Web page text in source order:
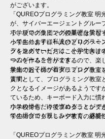
がございます。
「QUREOプログラミング教室 明
が、サイバーエージェントグルー
で、プログラミングの基礎を学習
っております。私達のプログラミ
ラミングサービスは、小学生向け
つのゲームを作ります。
小学校での集団での授業とは異な
小学生のお子様一人ひとりのペー
グを進めていただくことができま
ームを作ることができるので、楽
学生のお子様が着実にプログラミ
ます。
泉南で近くのプログラミング教室
質問として、プログラミング教室
クとなるイメージがあるようです
ているため、キーボード入力に慣
ウスの操作だけで進めることがで
ての場合でも親しみやすく、継続
小学校でも、今後プログラミング
学生のプログラミング教育の必要
「QUREOプログラミング教室 明